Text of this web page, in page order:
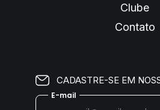
Clube
Contato
CADASTRE-SE EM
E-mail